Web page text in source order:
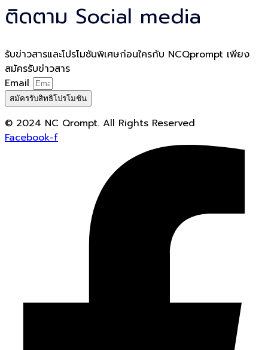
ติดตาม Social media
รับข่าวสารและโปรโมชันพิเศษก่อนใครกับ NCQprompt เพียง
สมัครรับข่าวสาร
Email
สมัครรับสิทธิโปรโมชัน
© 2024 NC Qrompt. All Rights Reserved
Facebook-f